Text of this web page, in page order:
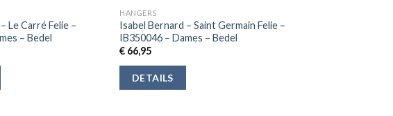
Le Carré Felie –
– Bedel
HANGERS
Isabel Bernard – Saint Germain Felie –
IB350046 – Dames – Bedel
€ 66,95
DETAILS